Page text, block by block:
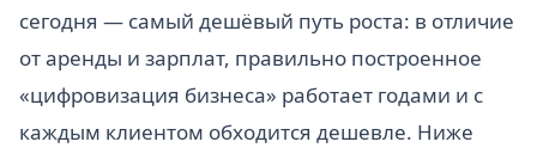
сегодня — самый дешёвый путь роста: в отличие
от аренды и зарплат, правильно построенное
«цифровизация бизнеса» работает годами и с
каждым клиентом обходится дешевле. Ниже